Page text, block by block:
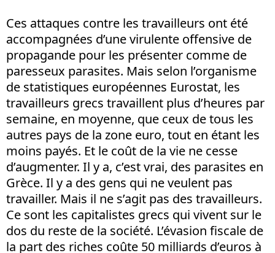
Ces attaques contre les travailleurs ont été
accompagnées d’une virulente offensive de
propagande pour les présenter comme de
paresseux parasites. Mais selon l’organisme
de statistiques européennes Eurostat, les
travailleurs grecs travaillent plus d’heures par
semaine, en moyenne, que ceux de tous les
autres pays de la zone euro, tout en étant les
moins payés. Et le coût de la vie ne cesse
d’augmenter. Il y a, c’est vrai, des parasites en
Grèce. Il y a des gens qui ne veulent pas
travailler. Mais il ne s’agit pas des travailleurs.
Ce sont les capitalistes grecs qui vivent sur le
dos du reste de la société. L’évasion fiscale de
la part des riches coûte 50 milliards d’euros à